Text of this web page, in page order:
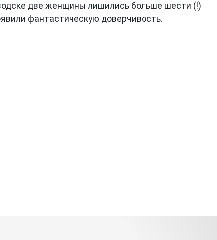
две женщины лишились больше шести (!)
фантастическую доверчивость.